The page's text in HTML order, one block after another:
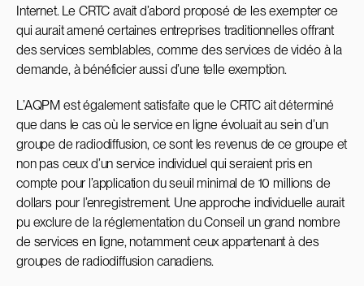
Internet. Le CRTC avait d’abord proposé de les exempter ce
qui aurait amené certaines entreprises traditionnelles offrant
des services semblables, comme des services de vidéo à la
demande, à bénéficier aussi d’une telle exemption.
L’AQPM est également satisfaite que le CRTC ait déterminé
que dans le cas où le service en ligne évoluait au sein d’un
groupe de radiodiffusion, ce sont les revenus de ce groupe et
non pas ceux d’un service individuel qui seraient pris en
compte pour l’application du seuil minimal de 10 millions de
dollars pour l’enregistrement. Une approche individuelle aurait
pu exclure de la réglementation du Conseil un grand nombre
de services en ligne, notamment ceux appartenant à des
groupes de radiodiffusion canadiens.